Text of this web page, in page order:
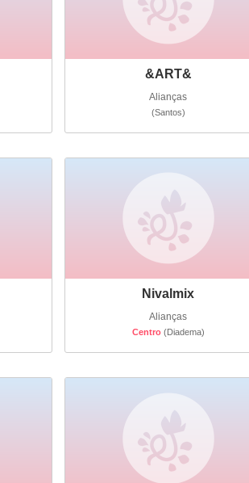
&ART&
Alianças
(Santos)
Nivalmix
Alianças
Centro(Diadema)